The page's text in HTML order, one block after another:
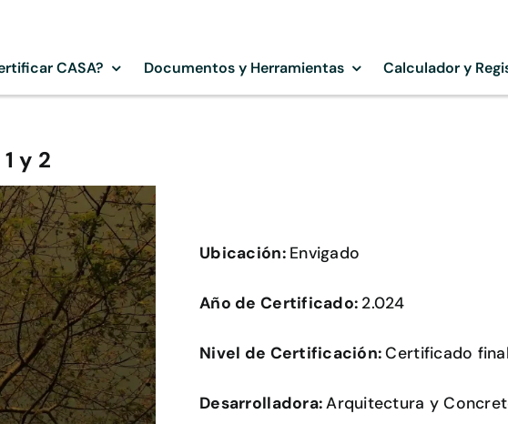
CASA? Documentos y Herramientas Calculador y
y 2
Ubicación: Envigado
Año de Certificado: 2.024
Nivel de Certificación:Certificado final
Desarrolladora:Arquitectura y